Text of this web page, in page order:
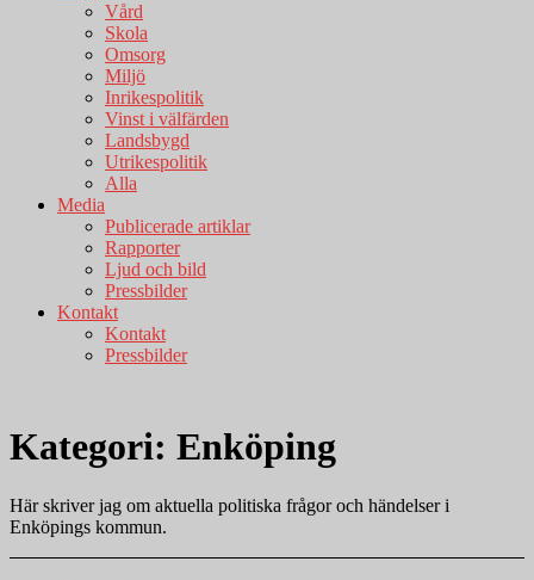
Vård
Skola
Omsorg
Miljö
Inrikespolitik
Vinst i välfärden
Landsbygd
Utrikespolitik
Alla
Media
Publicerade artiklar
Rapporter
Ljud och bild
Pressbilder
Kontakt
Kontakt
Pressbilder
Kategori: Enköping
Här skriver jag om aktuella politiska frågor och händelser i
Enköpings kommun.